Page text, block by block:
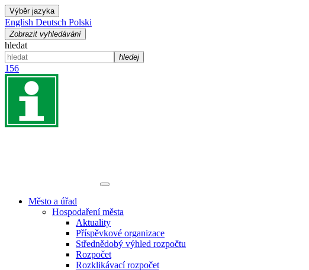
Výběr jazyka
English Deutsch Polski
Zobrazit vyhledávání
hledat
hledej
156
Město a úřad
Hospodaření města
Aktuality
Příspěvkové organizace
Střednědobý výhled rozpočtu
Rozpočet
Rozklikávací rozpočet